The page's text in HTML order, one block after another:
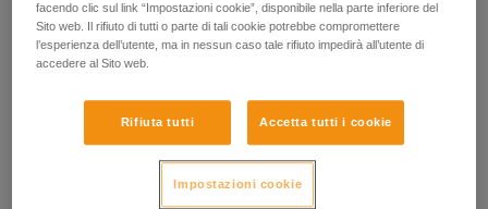
facendo clic sul link “Impostazioni cookie”, disponibile nella parte inferiore del
Sito web. Il rifiuto di tutti o parte di tali cookie potrebbe compromettere
l’esperienza dell’utente, ma in nessun caso tale rifiuto impedirà all’utente di
accedere al Sito web.
Rifiuta tutti Accetta tutti i cookie
Impostazioni cookie